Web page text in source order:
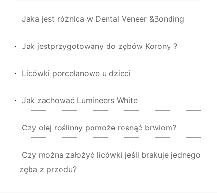
Jaka jest różnica w Dental Veneer &Bonding
Jak jestprzygotowany do zębów Korony ?
Licówki porcelanowe u dzieci
Jak zachować Lumineers White
Czy olej roślinny pomoże rosnąć brwiom?
Czy można założyć licówki jeśli brakuje jednego
zęba z przodu?